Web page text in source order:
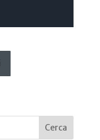
Cerca